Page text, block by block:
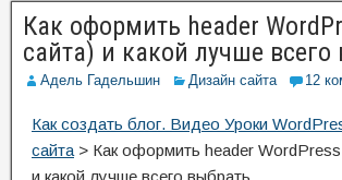
Как оформить header
сайта) и какой лучше всего
Адель Гадельшин Дизайн сайта 12
Как создать блог. Видео Уроки
сайта > Как оформить header
и какой лучше всего выбрать